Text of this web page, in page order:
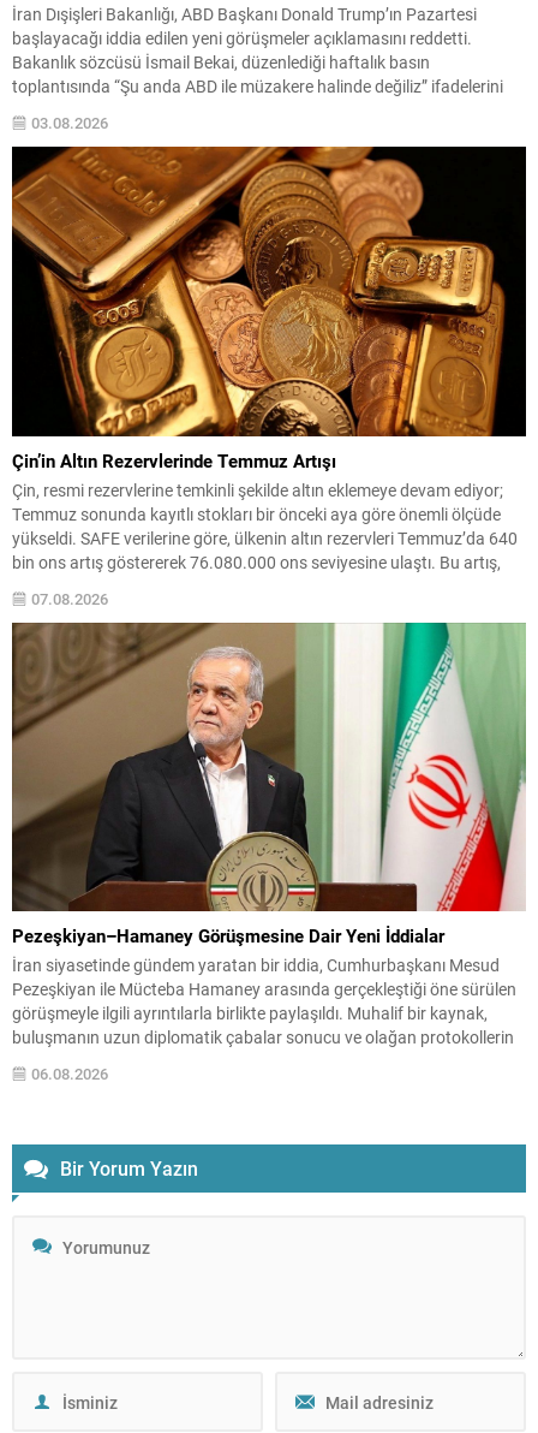
İran Dışişleri Bakanlığı, ABD Başkanı Donald Trump’ın Pazartesi
başlayacağı iddia edilen yeni görüşmeler açıklamasını reddetti.
Bakanlık sözcüsü İsmail Bekai, düzenlediği haftalık basın
toplantısında “Şu anda ABD ile müzakere halinde değiliz” ifadelerini
Boğazı’nın geçiş güvenliğine ilişkin olduğunu belirtti. Hürmüz Boğazı,
çatışmayı sonlandırma...
03.08.2026
Çin’in Altın Rezervlerinde Temmuz Artışı
Çin, resmi rezervlerine temkinli şekilde altın eklemeye devam ediyor;
Temmuz sonunda kayıtlı stokları bir önceki aya göre önemli ölçüde
yükseldi. SAFE verilerine göre, ülkenin altın rezervleri Temmuz’da 640
bin ons artış göstererek 76.080.000 ons seviyesine ulaştı. Bu artış,
ediyor. Temmuz...
07.08.2026
Pezeşkiyan–Hamaney Görüşmesine Dair Yeni İddialar
İran siyasetinde gündem yaratan bir iddia, Cumhurbaşkanı Mesud
Pezeşkiyan ile Mücteba Hamaney arasında gerçekleştiği öne sürülen
görüşmeyle ilgili ayrıntılarla birlikte paylaşıldı. Muhalif bir kaynak,
buluşmanın uzun diplomatik çabalar sonucu ve olağan protokollerin
dışında yapıldığını ileri sürdü. Habere göre görüşme için uzun süre izin
beklenmiş; izin verildikten sonra da etkinliğin resmi...
06.08.2026
Bir Yorum Yazın